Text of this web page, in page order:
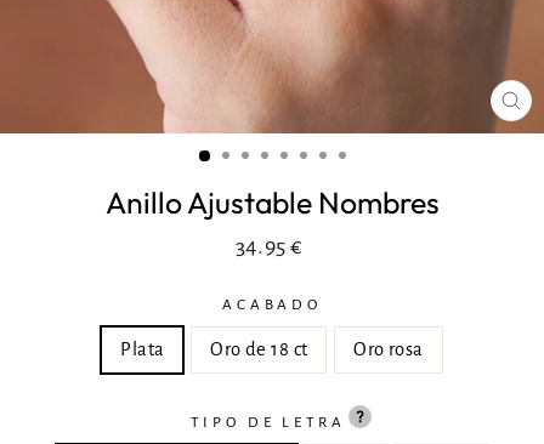
Anillo Ajustable Nombres
Precio
34.95 €
ACABADO
Plata Oro de 18 ct Oro rosa
TIPO DE LETRA